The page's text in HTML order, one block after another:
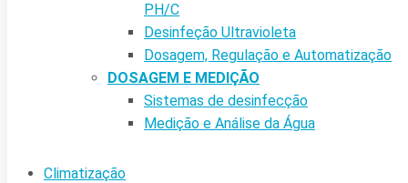
PH/C
Desinfeção Ultravioleta
Dosagem, Regulação e Automatização
DOSAGEM E MEDIÇÃO
Sistemas de desinfecção
Medição e Análise da Água
Climatização